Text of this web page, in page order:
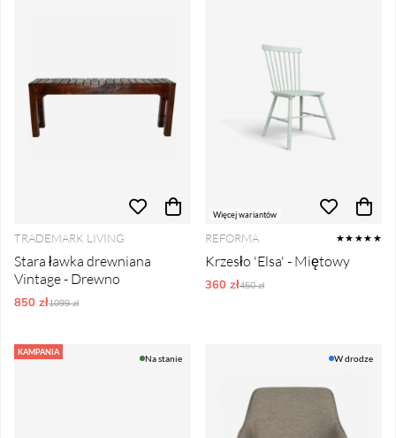
TRADEMARK LIVING
Stara ławka drewniana
Vintage - Drewno
850 złOrdynarne ceny:
1099 zł
Więcej wariantów
REFORMA ★★★★★
Krzesło 'Elsa' - Miętowy
360 złOrdynarne ceny:
450 zł
KAMPANIA
Na stanie W drodze